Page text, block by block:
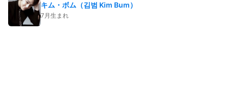
キム・ボム（김범 Kim Bum）
7月生まれ